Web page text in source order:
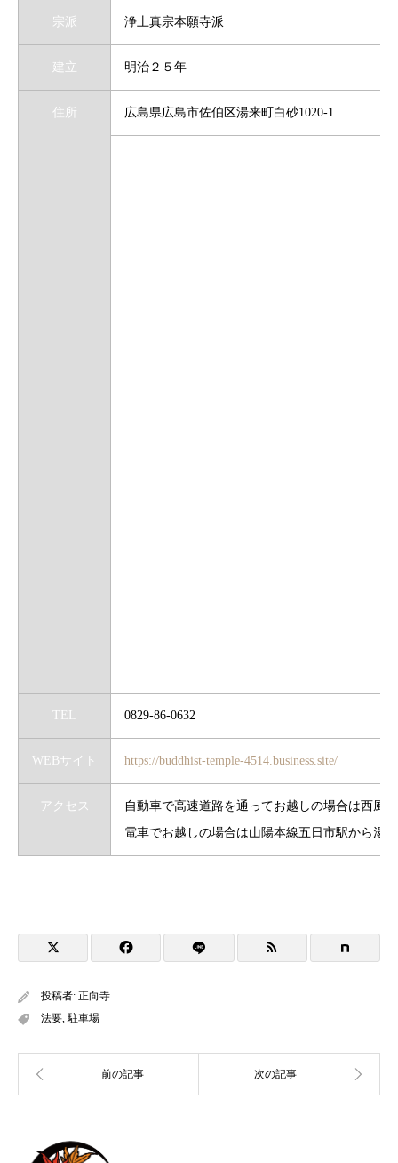
宗派 浄土真宗本願寺派
建立 明治２５年
住所 広島県広島市佐伯区湯来町白砂1020-1
TEL 0829-86-0632
WEBサイト https://buddhist-temple-4514.business.site/
アクセス
自動車で高速道路を通ってお越しの場合は西風
電車でお越しの場合は山陽本線五日市駅から湯
投稿者: 正向寺
法要,駐車場